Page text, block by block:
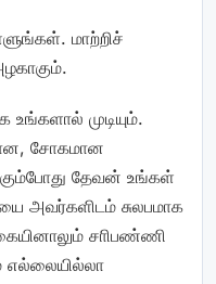
மாற்றிச்
முடியும்.
சோகமான
தேவன் உங்கள்
அவர்களிடம் சுலபமாக
சாிபண்ணி